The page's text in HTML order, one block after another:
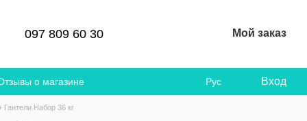
097 809 60 30 Мой заказ
о магазине
Рус Вход
Гантели Набор 36 кг